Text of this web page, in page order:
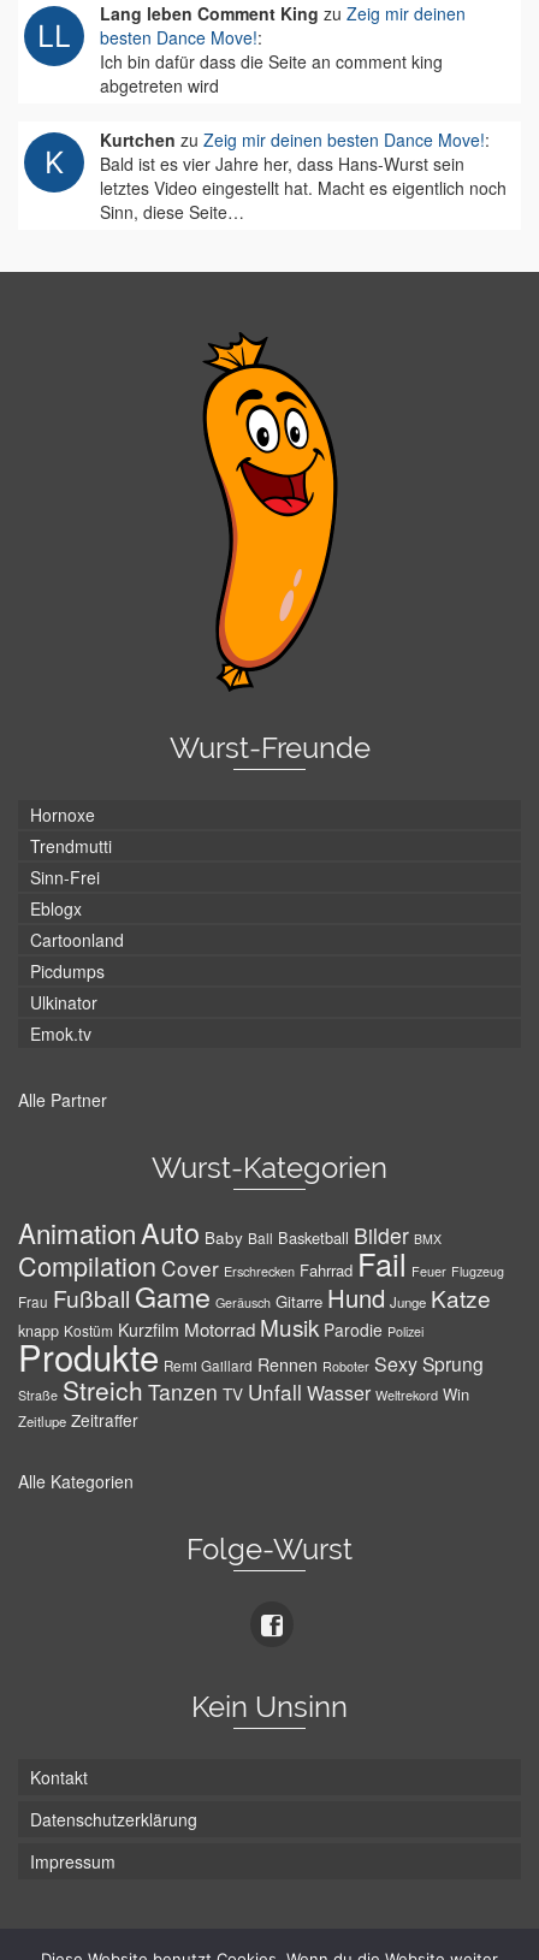
Lang leben Comment King zu Zeig mir deinen
besten Dance Move!:
Ich bin dafür dass die Seite an comment king
abgetreten wird
Kurtchen zu Zeig mir deinen besten Dance Move!:
Bald ist es vier Jahre her, dass Hans-Wurst sein
letztes Video eingestellt hat. Macht es eigentlich noch
Sinn, diese Seite…
Wurst-Freunde
Hornoxe
Trendmutti
Sinn-Frei
Eblogx
Cartoonland
Picdumps
Ulkinator
Emok.tv
Alle Partner
Wurst-Kategorien
AnimationAuto Baby Ball Basketball Bilder BMX
Compilation Cover Erschrecken Fahrrad Fail Feuer Flugzeug
Frau Fußball Game Geräusch Gitarre Hund Junge Katze
knapp Kostüm Kurzfilm Motorrad Musik Parodie Polizei
Produkte Remi Gaillard Rennen Roboter SexySprung
Straße Streich Tanzen TV Unfall Wasser Weltrekord Win
Zeitlupe Zeitraffer
Alle Kategorien
Folge-Wurst
Kein Unsinn
Kontakt
Datenschutzerklärung
Impressum